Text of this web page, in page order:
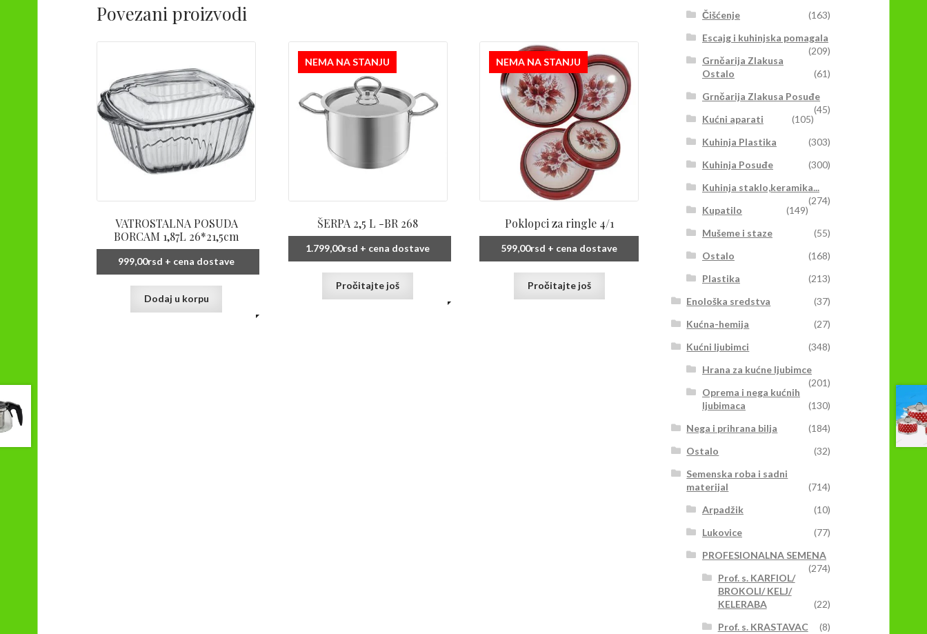
Povezani proizvodi
VATROSTALNA POSUDA
BORCAM 1,87L 26*21,5cm
999,00rsd + cena dostave
Dodaj u korpu
NEMA NA STANJU
ŠERPA 2,5 L -BR 268
1.799,00rsd + cena dostave
Pročitajte još
NEMA NA STANJU
Poklopci za ringle 4/1
599,00rsd + cena dostave
Pročitajte još
Čišćenje
(163)
Escajg i kuhinjska pomagala
(209)
Grnčarija Zlakusa
Ostalo
(61)
Grnčarija Zlakusa Posuđe
(45)
Kućni aparati
(105)
Kuhinja Plastika
(303)
Kuhinja Posuđe
(300)
Kuhinja staklo,keramika...
(274)
Kupatilo
(149)
Mušeme i staze
(55)
Ostalo
(168)
Plastika
(213)
Enološka sredstva
(37)
Kućna-hemija
(27)
Kućni ljubimci
(348)
Hrana za kućne ljubimce
(201)
Oprema i nega kućnih
ljubimaca
(130)
Nega i prihrana bilja
(184)
Ostalo
(32)
Semenska roba i sadni
materijal
(714)
Arpadžik
(10)
Lukovice
(77)
PROFESIONALNA SEMENA
(274)
Prof. s. KARFIOL/
BROKOLI/ KELJ/
KELERABA
(22)
Prof. s. KRASTAVAC
(8)